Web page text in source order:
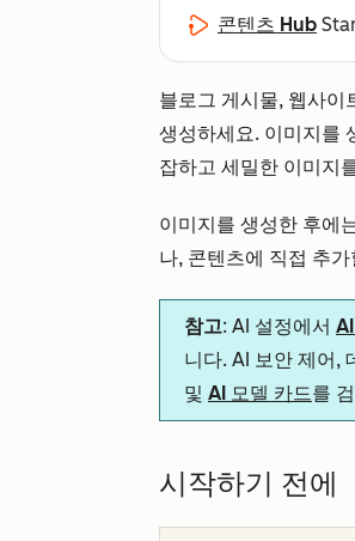
콘텐츠 Hub
블로그 게시물, 웹사이
생성하세요. 이미지를
잡하고 세밀한 이미지
이미지를 생성한 후에
나, 콘텐츠에 직접 추
참고: AI 설정에서
니다. AI 보안 제어,
및 AI 모델 카드를
시작하기 전에